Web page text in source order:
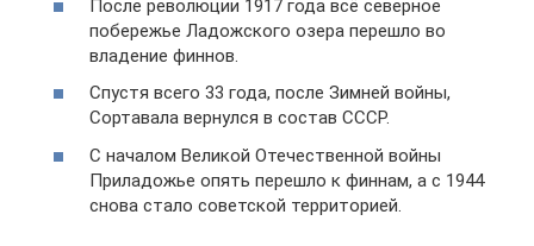
После революции 1917 года всё северное
побережье Ладожского озера перешло во
владение финнов.
Спустя всего 33 года, после Зимней войны,
Сортавала вернулся в состав СССР.
С началом Великой Отечественной войны
Приладожье опять перешло к финнам, а с 1944
снова стало советской территорией.